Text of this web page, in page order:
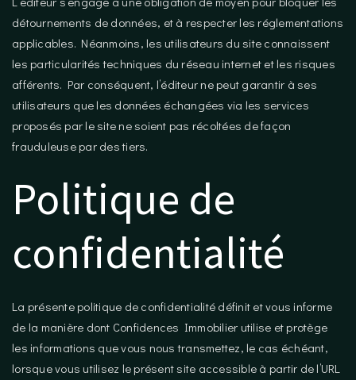
détournements de données, et à respecter les réglementations
applicables. Néanmoins, les utilisateurs du site connaissent
les particularités techniques du réseau internet et les risques
afférents. Par conséquent, l’éditeur ne peut garantir à ses
utilisateurs que les données échangées via les services
proposés par le site ne soient pas récoltées de façon
frauduleuse par des tiers.
Politique de
confidentialité
La présente politique de confidentialité définit et vous informe
de la manière dont Confidences Immobilier utilise et protège
les informations que vous nous transmettez, le cas échéant,
lorsque vous utilisez le présent site accessible à partir de l’URL